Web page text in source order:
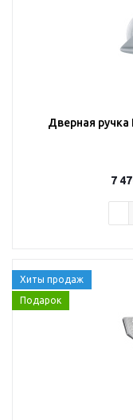
Дверная
7
Хиты продаж
Подарок